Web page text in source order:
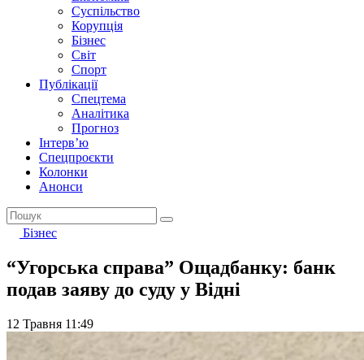
Суспільство
Корупція
Бізнес
Світ
Спорт
Публікації
Спецтема
Аналітика
Прогноз
Інтерв’ю
Спецпроєкти
Колонки
Анонси
Бізнес
“Угорська справа” Ощадбанку: банк
подав заяву до суду у Відні
12 Травня 11:49